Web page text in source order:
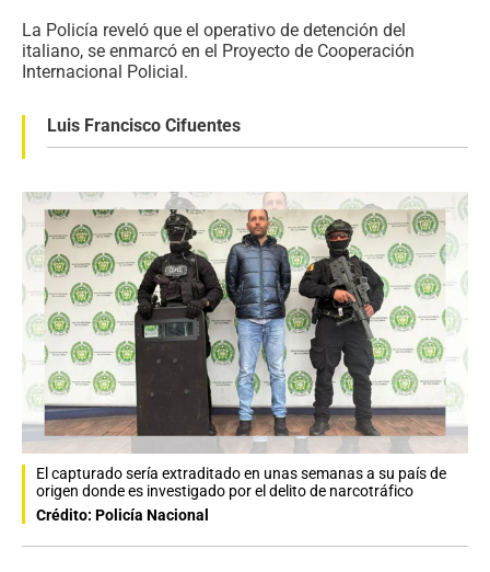
La Policía reveló que el operativo de detención del
italiano, se enmarcó en el Proyecto de Cooperación
Internacional Policial.
Luis Francisco Cifuentes
El capturado sería extraditado en unas semanas a su país de
origen donde es investigado por el delito de narcotráfico
Crédito: Policía Nacional